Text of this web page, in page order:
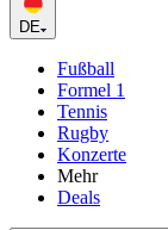
DE
Fußball
Formel 1
Tennis
Rugby
Konzerte
Mehr
Deals